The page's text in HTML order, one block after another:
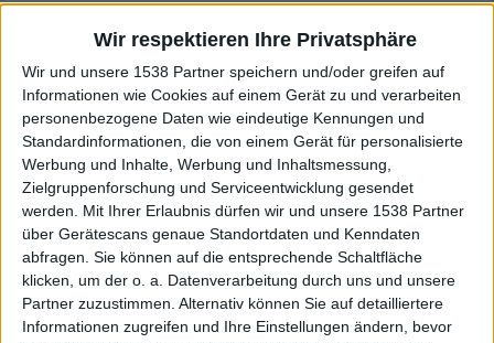
Wir respektieren Ihre Privatsphäre
Wir und unsere 1538 Partner speichern und/oder greifen auf
Informationen wie Cookies auf einem Gerät zu und verarbeiten
personenbezogene Daten wie eindeutige Kennungen und
Standardinformationen, die von einem Gerät für personalisierte
Werbung und Inhalte, Werbung und Inhaltsmessung,
Zielgruppenforschung und Serviceentwicklung gesendet
werden.
Mit Ihrer Erlaubnis dürfen wir und unsere 1538 Partner
über Gerätescans genaue Standortdaten und Kenndaten
abfragen. Sie können auf die entsprechende Schaltfläche
klicken, um der o. a. Datenverarbeitung durch uns und unsere
Partner zuzustimmen. Alternativ können Sie auf detailliertere
Informationen zugreifen und Ihre Einstellungen ändern, bevor
Interessante Alben finden
Auf der Suche nach neuer Mucke? Durchsuche unser Review-Archiv mit
aktuell38634 Reviews und lass Dich inspirieren!
Nach Wertung filtern
von